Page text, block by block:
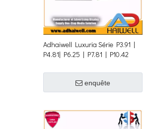
Adhaiwell Luxuria Série P3.91 |
P4.81| P6.25 | P7.81 | P10.42
extérieur haut de gamme
enquête